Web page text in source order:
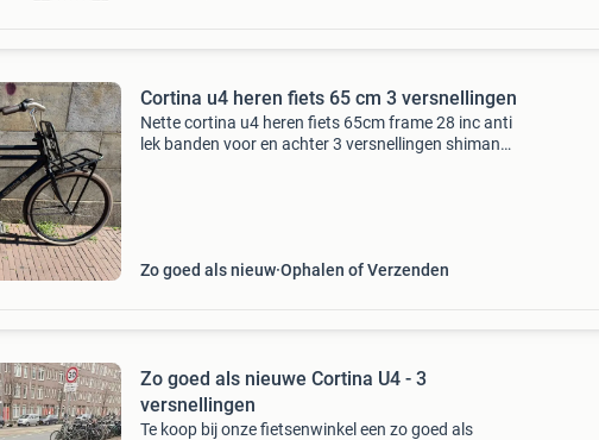
Cortina u4 heren fiets 65 cm 3 versnellingen
Nette cortina u4 heren fiets 65cm frame 28 inc anti
lek banden voor en achter 3 versnellingen shimano
Zo goed als nieuw Ophalen of Verzenden
Zo goed als nieuwe Cortina U4 - 3
versnellingen
Te koop bij onze fietsenwinkel een zo goed als